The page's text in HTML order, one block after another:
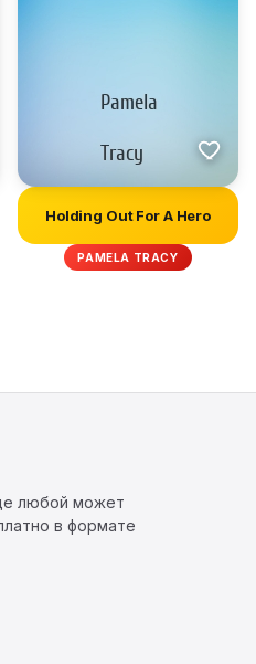
Holding Out For A Hero
PAMELA TRACY
любой может
в формате